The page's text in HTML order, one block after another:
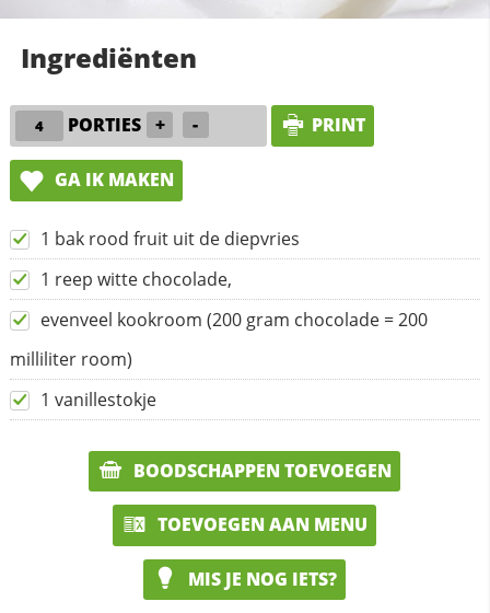
Ingrediënten
PORTIES + - PRINT
GA IK MAKEN
1 bak rood fruit uit de diepvries
1 reep witte chocolade,
evenveel kookroom (200 gram chocolade = 200
milliliter room)
1 vanillestokje
BOODSCHAPPEN TOEVOEGEN
TOEVOEGEN AAN MENU
MIS JE NOG IETS?